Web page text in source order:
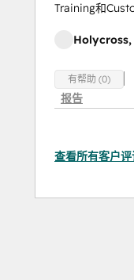
Training和
Holycross,
有帮助 (0)
报告
查看所有客户评